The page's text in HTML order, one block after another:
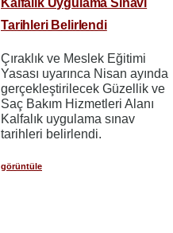
Kalfalık Uygulama Sınavı
Tarihleri Belirlendi
Çıraklık ve Meslek Eğitimi
Yasası uyarınca Nisan ayında
gerçekleştirilecek Güzellik ve
Saç Bakım Hizmetleri Alanı
Kalfalık uygulama sınav
tarihleri belirlendi.
görüntüle